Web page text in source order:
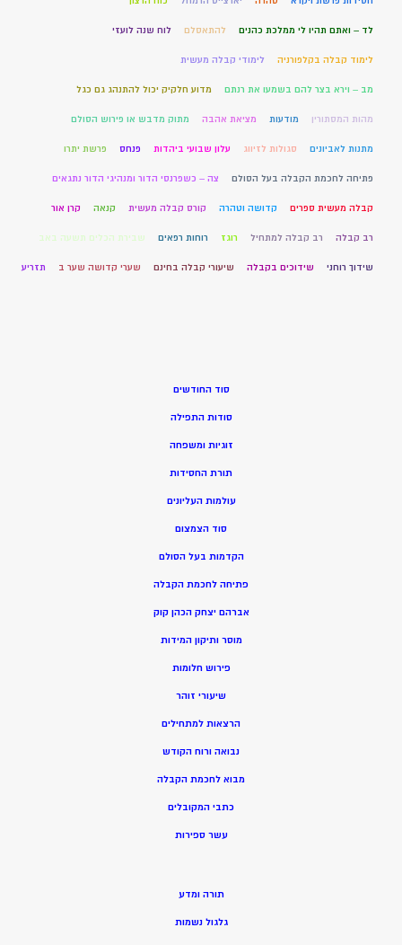
לד – ואתם תהיו לי ממלכת כהנים להתאסלם לוח שנה לועזי
לימוד קבלה בקלפורניה לימודי קבלה מעשית
מב – וירא בצר להם בשמעו את רנתם מדוע חלקיק יכול להתנהג גם כגל
מהות המסתורין מודעות מציאת אהבה מתוק מדבש או פירוש הסולם
מתנות לאביונים סגולות לזיווג עלון שבועי ביהדות פנחס פרשת יתרו
פתיחה לחכמת הקבלה בעל הסולם צה – כשפרנסי הדור ומנהיגי הדור נתגאים
קבלה מעשית ספרים קדושה וטהרה קורס קבלה מעשית קנאה קרן אור
רב קבלה רב קבלה למתחיל רוגז רוחות רפאים שבירת הכלים תשעה באב
שידוך רוחני שידוכים בקבלה שיעורי קבלה בחינם שערי קדושה שער ב תזריע
סוד החודשים
סודות התפילה
זוגיות ומשפחה
תורת החסידות
עולמות העליונים
סוד הצמצום
הקדמות בעל הסולם
פתיחה לחכמת הקבלה
אברהם יצחק הכהן קוק
מוסר ותיקון המידות
פירוש חלומות
שיעורי זוהר
הרצאות למתחילים
נבואה ורוח הקודש
מבוא לחכמת הקבלה
כתבי המקובלים
עשר ספירות
תורה ומדע
גלגול נשמות